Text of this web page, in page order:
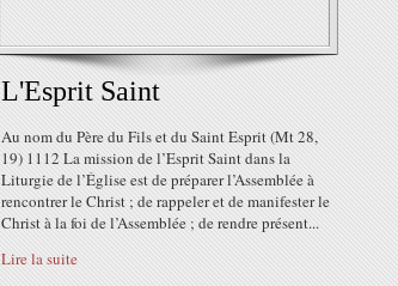
L'Esprit Saint
Au nom du Père du Fils et du Saint Esprit (Mt 28,
19) 1112 La mission de l’Esprit Saint dans la
Liturgie de l’Église est de préparer l’Assemblée à
rencontrer le Christ ; de rappeler et de manifester le
Christ à la foi de l’Assemblée ; de rendre présent...
Lire la suite